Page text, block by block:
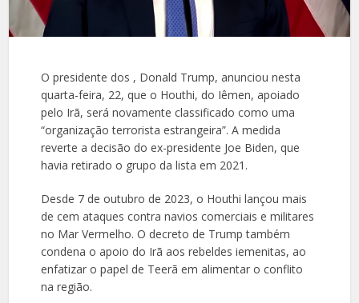
O presidente dos , Donald Trump, anunciou nesta
quarta-feira, 22, que o Houthi, do Iêmen, apoiado
pelo Irã, será novamente classificado como uma
“organização terrorista estrangeira”. A medida
reverte a decisão do ex-presidente Joe Biden, que
havia retirado o grupo da lista em 2021.
Desde 7 de outubro de 2023, o Houthi lançou mais
de cem ataques contra navios comerciais e militares
no Mar Vermelho. O decreto de Trump também
condena o apoio do Irã aos rebeldes iemenitas, ao
enfatizar o papel de Teerã em alimentar o conflito
na região.